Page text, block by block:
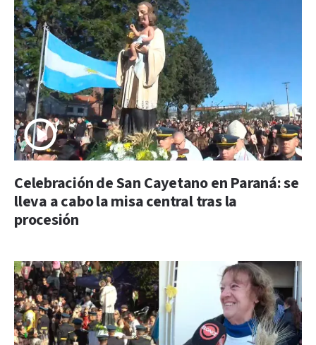
Celebración de San Cayetano en Paraná: se
lleva a cabo la misa central tras la
procesión